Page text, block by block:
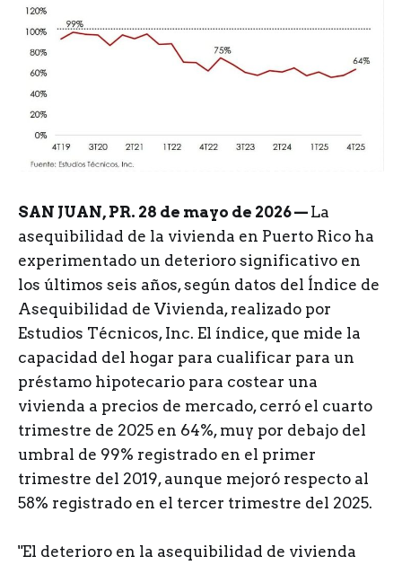
SAN JUAN, PR. 28 de mayo de 2026 — La
asequibilidad de la vivienda en Puerto Rico ha
experimentado un deterioro significativo en
los últimos seis años, según datos del Índice de
Asequibilidad de Vivienda, realizado por
Estudios Técnicos, Inc. El índice, que mide la
capacidad del hogar para cualificar para un
préstamo hipotecario para costear una
vivienda a precios de mercado, cerró el cuarto
trimestre de 2025 en 64%, muy por debajo del
umbral de 99% registrado en el primer
trimestre del 2019, aunque mejoró respecto al
58% registrado en el tercer trimestre del 2025.
"El deterioro en la asequibilidad de vivienda